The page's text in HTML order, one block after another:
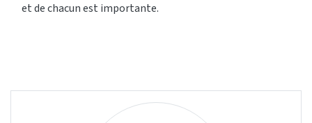
et de chacun est importante.